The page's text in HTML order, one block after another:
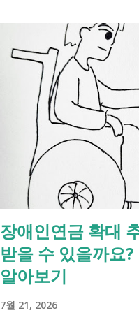
모든 절차를 대신 처리해주지
산, 부동산, 세금, 연금 등 '조회'
합니다. - 상속포기 또는 한정
군구청 - 예금 인출, 보험금 청
있는 건 '신청까지', 처리는 2주
것] 구분 조회 가능 조회 불가
세금 국세, 지방세 - 자산 부동
상 채무, 구독 [함께보면 좋은
장애인연금 확대
받을 수 있을까요
알아보기
7월 21, 2026